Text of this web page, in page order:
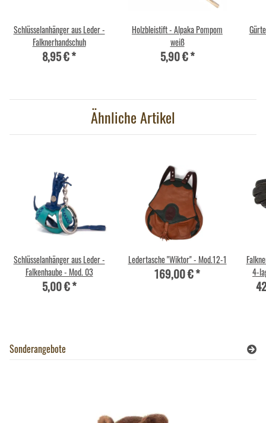
Schlüsselanhänger aus Leder -
Falknerhandschuh
8,95 €*
Holzbleistift - Alpaka Pompom
weiß
5,90 €*
Ähnliche Artikel
Schlüsselanhänger aus Leder -
Falkenhaube - Mod. 03
5,00 €*
Ledertasche "Wiktor" - Mod.12-1
169,00 €*
4-
Sonderangebote